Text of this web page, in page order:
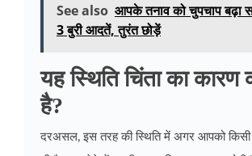
See also आपके तनाव को चुपचाप बढ़ा
3 बुरी आदतें, तुरंत छोड़ें
यह स्थिति चिंता का कारण
है?
दरअसल, इस तरह की स्थिति में अगर आपको किसी